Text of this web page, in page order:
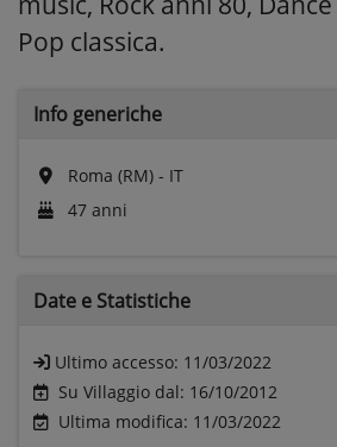
Pop classica.
Info generiche
Roma (RM) - IT
47 anni
Date e Statistiche
Ultimo accesso: 11/03/2022
Su Villaggio dal: 16/10/2012
Ultima modifica: 11/03/2022